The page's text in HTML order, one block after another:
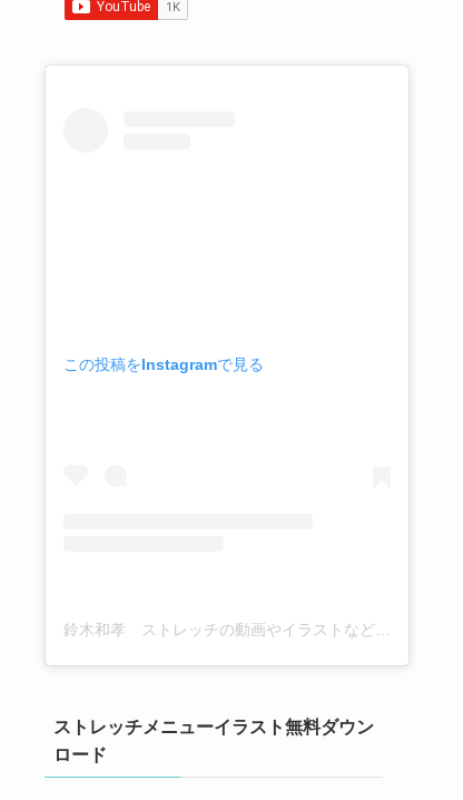
この投稿をInstagramで見る
鈴木和孝 ストレッチの動画やイラストなど(@kazutaka_suzuki_stretch)がシェアした投稿
ストレッチメニューイラスト無料ダウン
ロード